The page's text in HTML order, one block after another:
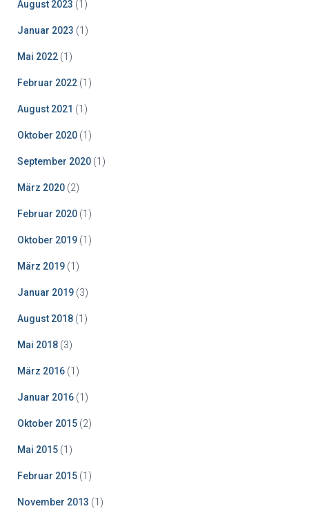
August 2023 (1)
Januar 2023 (1)
Mai 2022 (1)
Februar 2022 (1)
August 2021 (1)
Oktober 2020 (1)
September 2020 (1)
März 2020 (2)
Februar 2020 (1)
Oktober 2019 (1)
März 2019 (1)
Januar 2019 (3)
August 2018 (1)
Mai 2018 (3)
März 2016 (1)
Januar 2016 (1)
Oktober 2015 (2)
Mai 2015 (1)
Februar 2015 (1)
November 2013 (1)